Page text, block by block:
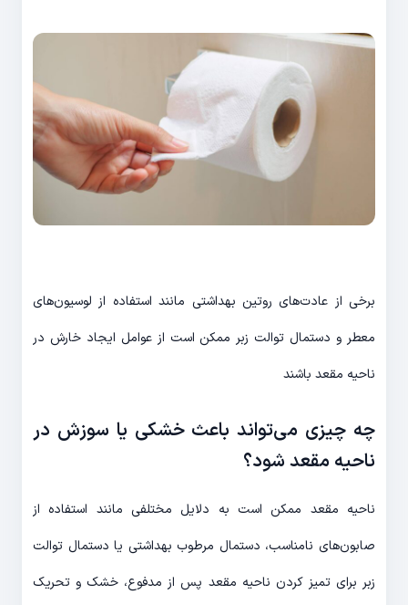
برخی از عادت‌های روتین بهداشتی مانند استفاده از لوسیون‌های
معطر و دستمال توالت زبر ممکن است از عوامل ایجاد خارش در
ناحیه مقعد باشند
چه چیزی می‌تواند باعث خشکی یا سوزش در
ناحیه مقعد شود؟
ناحیه مقعد ممکن است به دلایل مختلفی مانند استفاده از
صابون‌های نامناسب، دستمال مرطوب بهداشتی یا دستمال توالت
زبر برای تمیز کردن ناحیه مقعد پس از مدفوع، خشک و تحریک